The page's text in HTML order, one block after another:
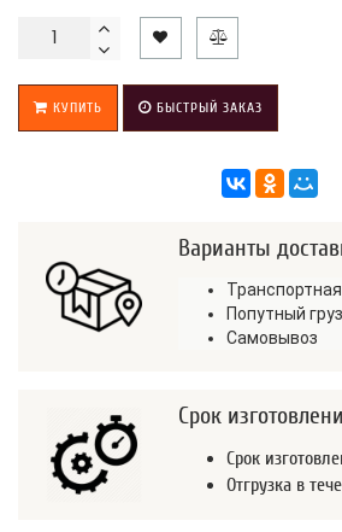
КУПИТЬ БЫСТРЫЙ ЗАКАЗ
Варианты
Попутный груз
Самовывоз
Срок
Срок
Отгрузка в